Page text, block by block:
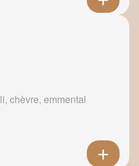
chèvre, emmental